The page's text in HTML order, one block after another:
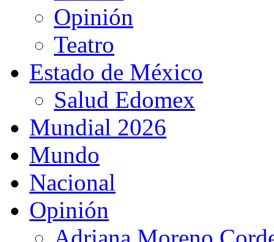
Opinión
Teatro
Estado de México
Salud Edomex
Mundial 2026
Mundo
Nacional
Opinión